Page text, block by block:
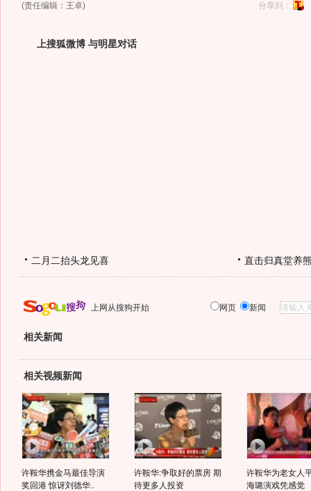
(责任编辑：王卓) 分享到：
上搜狐微博 与明星对话
二月二抬头龙见喜 直击归真堂养
上网从搜狗开始 网页 新闻
相关新闻
相关视频新闻
许鞍华携金马最佳导演
奖回港 惊讶刘德华..
许鞍华:争取好的票房 期
待更多人投资
许鞍华为老女人
海璐演戏凭感觉